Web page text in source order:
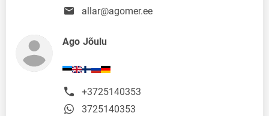
allar@agomer.ee
Ago Jõulu
+3725140353
3725140353